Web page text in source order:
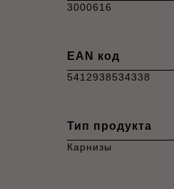
3000616
EAN код
5412938534338
Тип продукта
Карнизы